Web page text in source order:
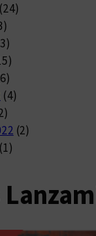
(24)
(4)
(2)
(1)